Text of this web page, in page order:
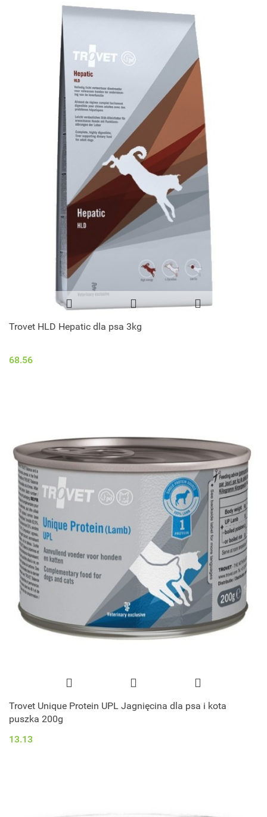
Trovet HLD Hepatic dla psa 3kg
68.56
Trovet Unique Protein UPL Jagnięcina dla psa i kota
puszka 200g
13.13